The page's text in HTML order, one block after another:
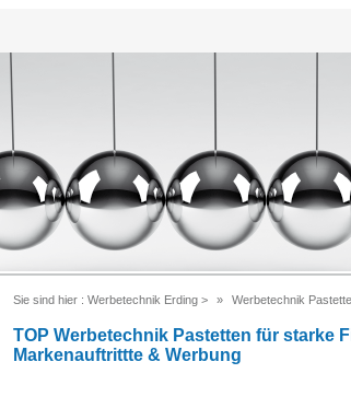
Sie sind hier : Werbetechnik Erding > Werbetechnik
TOP Werbetechnik Pastetten für starke
Markenauftrittte & Werbung